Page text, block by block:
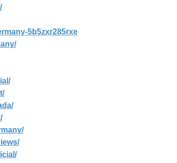
5b5zxr285rxe